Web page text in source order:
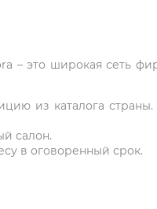
– это широкая сеть
из каталога
салон.
в оговоренный срок.